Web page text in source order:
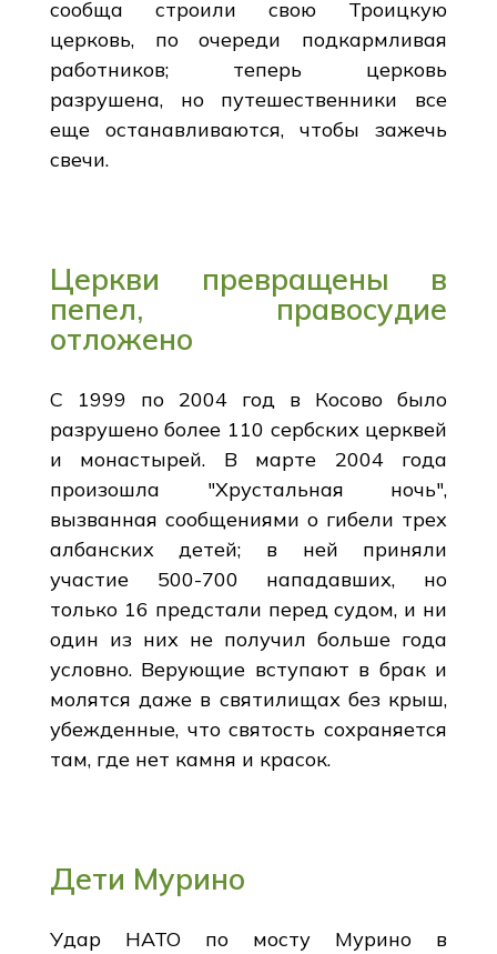
сообща строили свою Троицкую
церковь, по очереди подкармливая
работников; теперь церковь
разрушена, но путешественники все
еще останавливаются, чтобы зажечь
свечи.
Церкви превращены в
пепел, правосудие
отложено
С 1999 по 2004 год в Косово было
разрушено более 110 сербских церквей
и монастырей. В марте 2004 года
произошла "Хрустальная ночь",
вызванная сообщениями о гибели трех
албанских детей; в ней приняли
участие 500-700 нападавших, но
только 16 предстали перед судом, и ни
один из них не получил больше года
условно. Верующие вступают в брак и
молятся даже в святилищах без крыш,
убежденные, что святость сохраняется
там, где нет камня и красок.
Дети Мурино
Удар НАТО по мосту Мурино в